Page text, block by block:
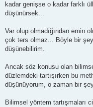
kadar genişse o kadar farklı
düşünürsek...
Var olup olmadığından emin
çok ters olmaz... Böyle bir
düşünebilirim.
Ancak söz konusu olan
düzlemdeki tartışırken bu
düşünüyorum, o zaman bir
Bilimsel yöntem tartışmaları